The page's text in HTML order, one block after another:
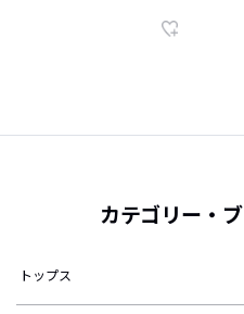
カテゴリー・
トップス